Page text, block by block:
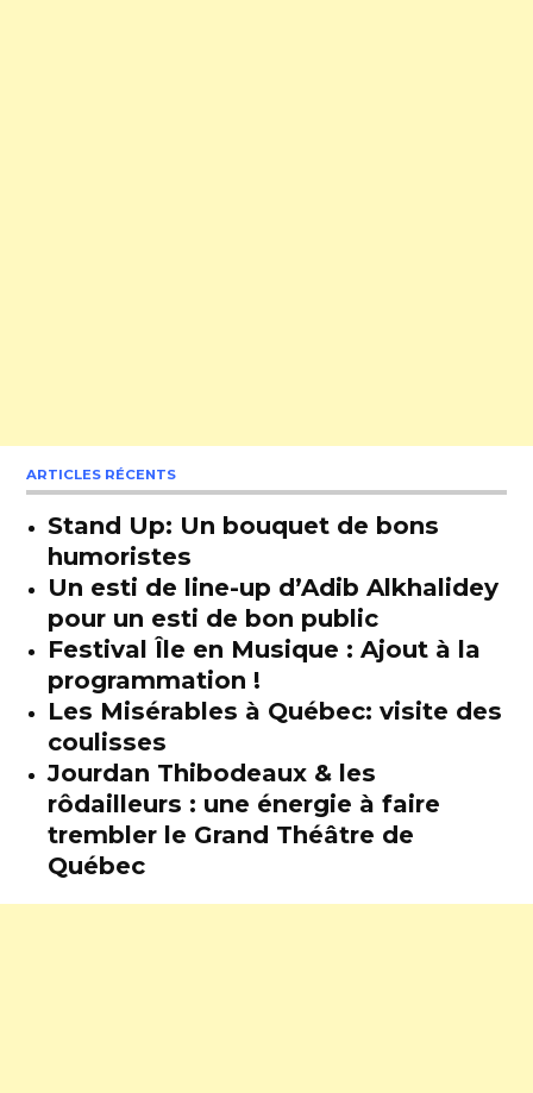
ARTICLES RÉCENTS
Stand Up: Un bouquet de bons
humoristes
Un esti de line-up d’Adib Alkhalidey
pour un esti de bon public
Festival Île en Musique : Ajout à la
programmation !
Les Misérables à Québec: visite des
coulisses
Jourdan Thibodeaux & les
rôdailleurs : une énergie à faire
trembler le Grand Théâtre de
Québec